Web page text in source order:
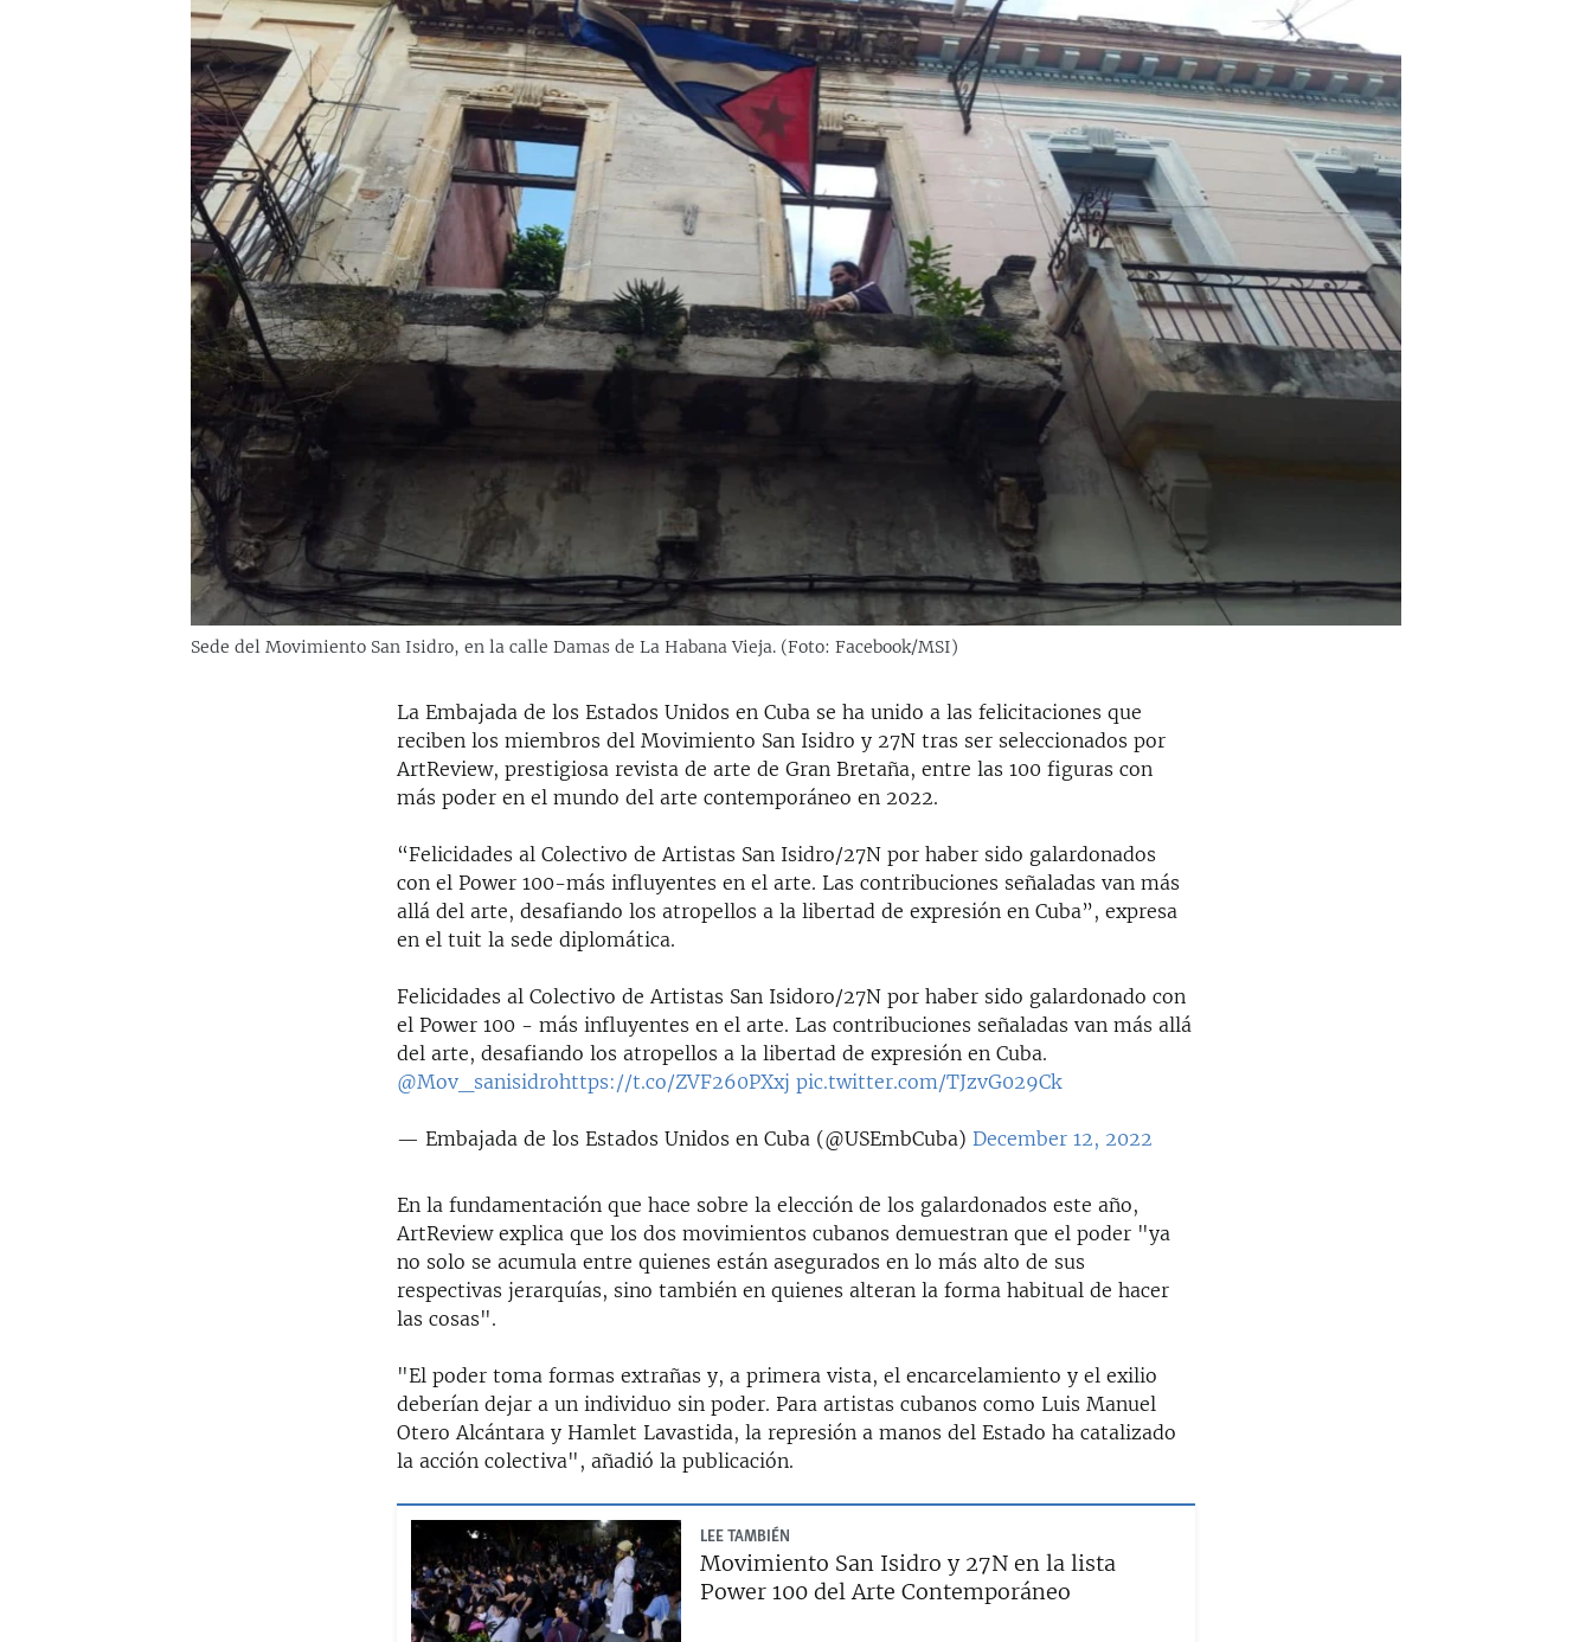
LA REALIDAD DE LA VIVIENDA EN
SER VIEJO EN CUBA
LOS SANTOS DE HIALEAH
DESINFORMACIÓN RUSA EN
LA INVASIÓN DE RUSIA A UCRANIA
Sede del Movimiento San Isidro, en la calle Damas de La Habana Vieja. (Foto: Facebook/MSI)
La Embajada de los Estados Unidos en Cuba se ha unido a las felicitaciones que
reciben los miembros del Movimiento San Isidro y 27N tras ser seleccionados por
ArtReview, prestigiosa revista de arte de Gran Bretaña, entre las 100 figuras con
más poder en el mundo del arte contemporáneo en 2022.
“Felicidades al Colectivo de Artistas San Isidro/27N por haber sido galardonados
con el Power 100-más influyentes en el arte. Las contribuciones señaladas van más
allá del arte, desafiando los atropellos a la libertad de expresión en Cuba”, expresa
en el tuit la sede diplomática.
Felicidades al Colectivo de Artistas San Isidoro/27N por haber sido galardonado con
el Power 100 - más influyentes en el arte. Las contribuciones señaladas van más allá
del arte, desafiando los atropellos a la libertad de expresión en Cuba.
@Mov_sanisidrohttps://t.co/ZVF260PXxj pic.twitter.com/TJzvG029Ck
— Embajada de los Estados Unidos en Cuba (@USEmbCuba)December 12, 2022
En la fundamentación que hace sobre la elección de los galardonados este año,
ArtReview explica que los dos movimientos cubanos demuestran que el poder "ya
no solo se acumula entre quienes están asegurados en lo más alto de sus
respectivas jerarquías, sino también en quienes alteran la forma habitual de hacer
las cosas".
"El poder toma formas extrañas y, a primera vista, el encarcelamiento y el exilio
deberían dejar a un individuo sin poder. Para artistas cubanos como Luis Manuel
Otero Alcántara y Hamlet Lavastida, la represión a manos del Estado ha catalizado
la acción colectiva", añadió la publicación.
LEE TAMBIÉN
Movimiento San Isidro y 27N en la lista
Power 100 del Arte Contemporáneo